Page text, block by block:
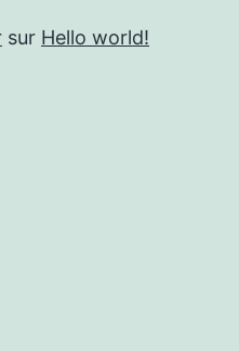
sur Hello world!